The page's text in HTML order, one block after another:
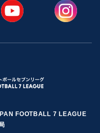
FOOTBALL 7 LEAGUE